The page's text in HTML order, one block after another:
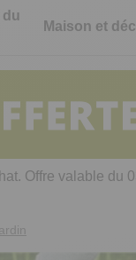
cuisine
de cuisine malins
Maison et
intimité
Offre valable du